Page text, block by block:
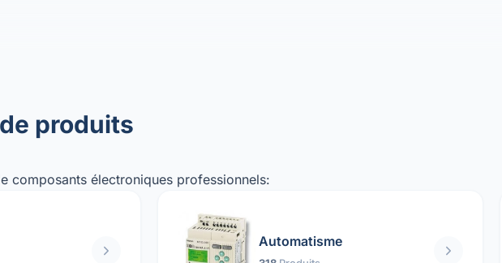
produits
composants électroniques professionnels:
Automatisme